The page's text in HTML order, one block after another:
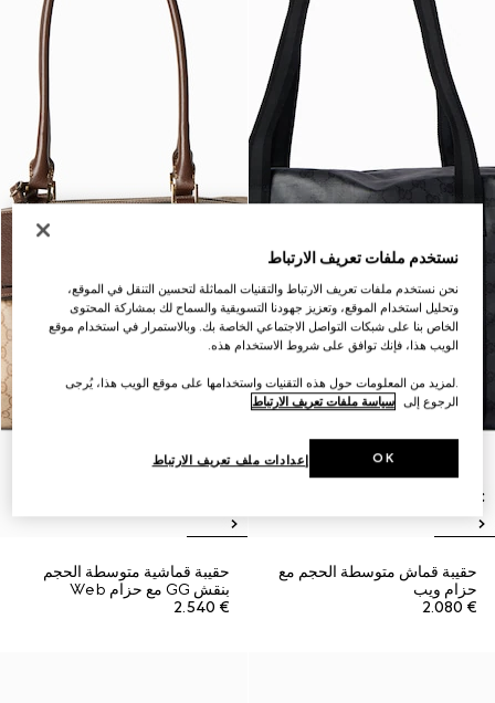
حقيبة قماش متوسطة الحجم مع
حزام ويب
€ 2.080
حقيبة قماشية متوسطة الحجم
بنقش GG مع حزام Web
€ 2.540
نستخدم ملفات تعريف الارتباط
نحن نستخدم ملفات تعريف الارتباط والتقنيات المماثلة لتحسين التنقل في الموقع،
وتحليل استخدام الموقع، وتعزيز جهودنا التسويقية والسماح لك بمشاركة المحتوى
الخاص بنا على شبكات التواصل الاجتماعي الخاصة بك. وبالاستمرار في استخدام موقع
الويب هذا، فإنك توافق على شروط الاستخدام هذه.
.لمزيد من المعلومات حول هذه التقنيات واستخدامها على موقع الويب هذا، يُرجى
الرجوع إلى سياسة ملفات تعريف الارتباط
إعدادات ملف تعريف الارتباط OK